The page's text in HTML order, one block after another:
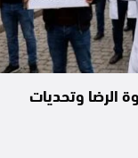
الرضا وتحديات